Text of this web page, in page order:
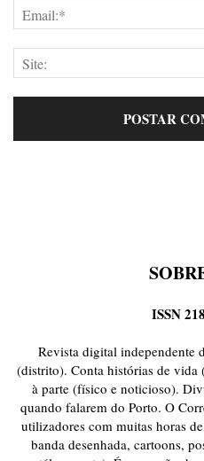
ISSN
Revista digital independente
(distrito). Conta histórias de vida
à parte (físico e noticioso).
quando falarem do Porto. O
utilizadores com muitas horas
banda desenhada, cartoons,